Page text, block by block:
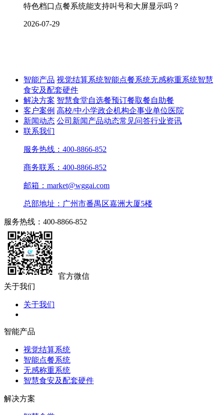
特色档口点餐系统能支持叫号和大屏显示吗？
2026-07-29
智能产品 视觉结算系统智能点餐系统无感称重系统智慧
食安及配套硬件
解决方案 智慧食堂自选餐预订餐取餐自助餐
客户案例 高校/中小学政企机构企事业单位医院
新闻动态 公司新闻产品动态常见问答行业资讯
联系我们
服务热线：400-8866-852
商务联系：400-8866-852
邮箱：market@wggai.com
总部地址：广州市番禺区嘉洲大厦5楼
服务热线：400-8866-852
官方微信
关于我们
关于我们
智能产品
视觉结算系统
智能点餐系统
无感称重系统
智慧食安及配套硬件
解决方案